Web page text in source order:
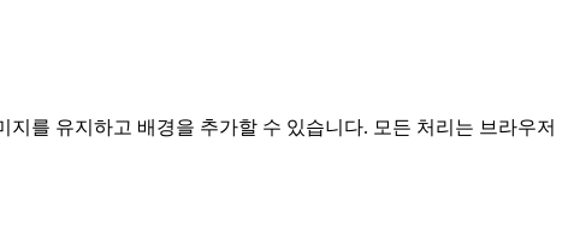
를 유지하고 배경을 추가할 수 있습니다. 모든 처리는 브라우저